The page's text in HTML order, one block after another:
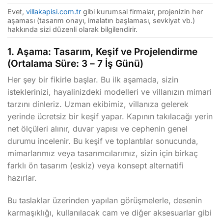
Evet, villakapisi.com.tr gibi kurumsal firmalar, projenizin her
aşaması (tasarım onayı, imalatın başlaması, sevkiyat vb.)
hakkında sizi düzenli olarak bilgilendirir.
1. Aşama: Tasarım, Keşif ve Projelendirme
(Ortalama Süre: 3 – 7 İş Günü)
Her şey bir fikirle başlar. Bu ilk aşamada, sizin
isteklerinizi, hayalinizdeki modelleri ve villanızın mimari
tarzını dinleriz. Uzman ekibimiz, villanıza gelerek
yerinde ücretsiz bir keşif yapar. Kapının takılacağı yerin
net ölçüleri alınır, duvar yapısı ve cephenin genel
durumu incelenir. Bu keşif ve toplantılar sonucunda,
mimarlarımız veya tasarımcılarımız, sizin için birkaç
farklı ön tasarım (eskiz) veya konsept alternatifi
hazırlar.
Bu taslaklar üzerinden yapılan görüşmelerle, desenin
karmaşıklığı, kullanılacak cam ve diğer aksesuarlar gibi